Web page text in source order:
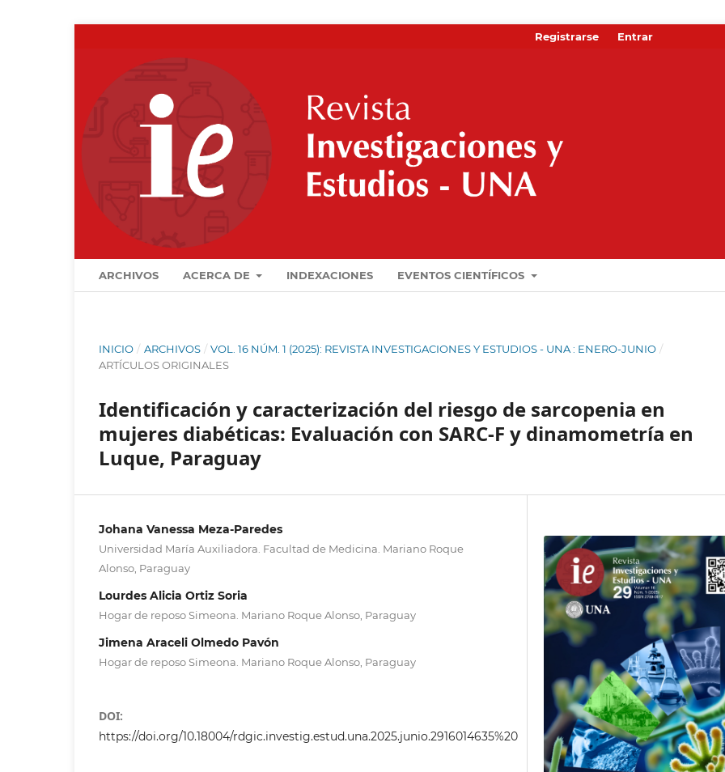
ARCHIVOS ACERCA DE INDEXACIONES EVENTOS CIENTÍFICOS
Registrarse Entrar
INICIO / ARCHIVOS / VOL. 16 NÚM. 1 (2025): REVISTA INVESTIGACIONES Y ESTUDIOS - UNA : ENERO-JUNIO /
ARTÍCULOS ORIGINALES
Identificación y caracterización del riesgo de sarcopenia en
mujeres diabéticas: Evaluación con SARC-F y dinamometría en
Luque, Paraguay
Johana Vanessa Meza-Paredes
Universidad María Auxiliadora. Facultad de Medicina. Mariano Roque
Alonso, Paraguay
Lourdes Alicia Ortiz Soria
Hogar de reposo Simeona. Mariano Roque Alonso, Paraguay
Jimena Araceli Olmedo Pavón
Hogar de reposo Simeona. Mariano Roque Alonso, Paraguay
DOI:
https://doi.org/10.18004/rdgic.investig.estud.una.2025.junio.2916014635%20